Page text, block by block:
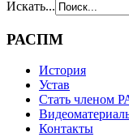
Искать...
РАСПМ
История
Устав
Стать членом
Контакты